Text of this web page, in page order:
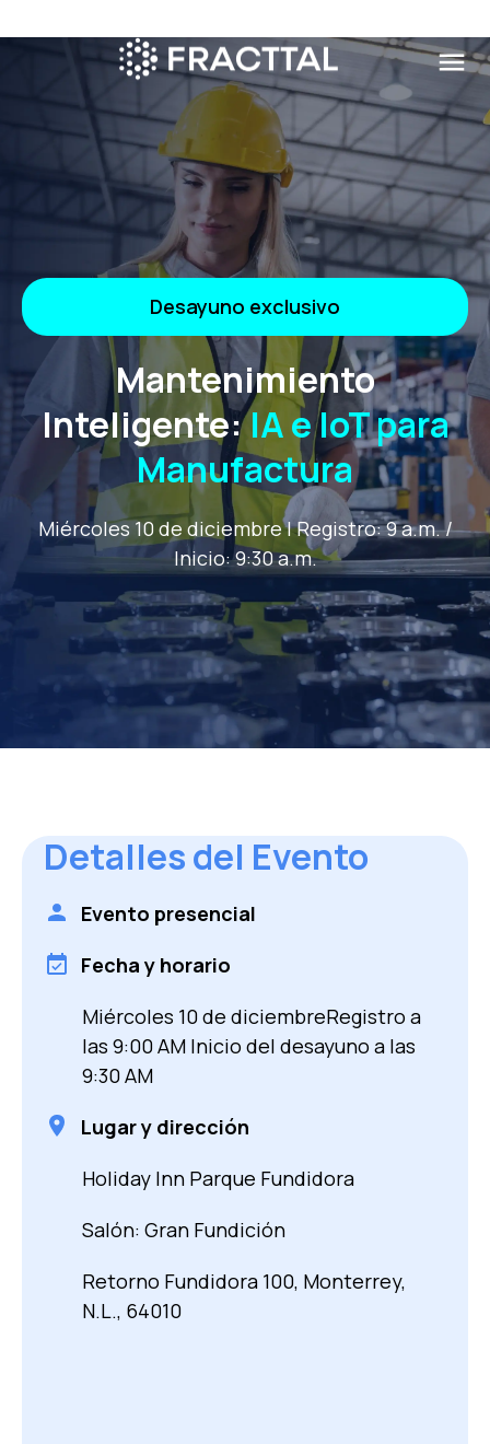
menu
Qué buscas?
Desayuno exclusivo
Mantenimiento
Inteligente:IA e IoT para
Manufactura
Miércoles 10 de diciembre | Registro: 9 a.m. /
Inicio: 9:30 a.m.
Regístrate al evento
Correo electrónico *
Nombre Empresa
Puesto en la Empresa*
preferencias en cualquier momento.
He leído y acepto la Política de Privacidad
de Fracttal S.L.
Detalles del Evento
Evento presencial
Fecha y horario
Miércoles 10 de diciembreRegistro a
las 9:00 AM Inicio del desayuno a las
9:30 AM
Lugar y dirección
Holiday Inn Parque Fundidora
Salón: Gran Fundición
Retorno Fundidora 100, Monterrey,
N.L., 64010